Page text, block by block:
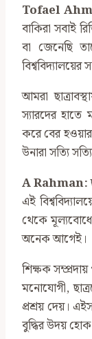
Tofael
বাকিরা সবাই
বা জেনেছি
আমরা
স্যারদের
করে বের
উনারা সত্যি
A Rahman:
এই
থেকে
অনেক আগেই।
শিক্ষক
মনোযোগী,
প্রশ্রয় দেয়।
বুদ্ধির উদয়